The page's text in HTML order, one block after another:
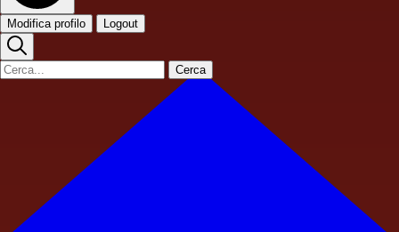
Modifica profilo Logout
Cerca